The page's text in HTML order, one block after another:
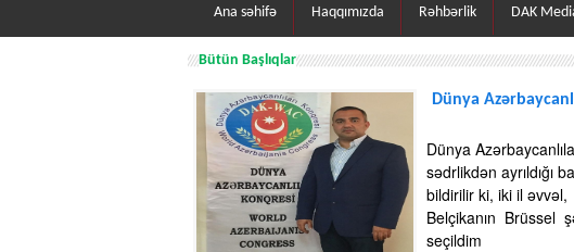
Ana səhifə Haqqımızda Rəhbərlik DAK
Bütün Başlıqlar
Dünya
Dünya
sədrlikdən ayrıldığı
bildirilir ki, iki il əvvəl,
Belçikanın Brüssel
seçildim